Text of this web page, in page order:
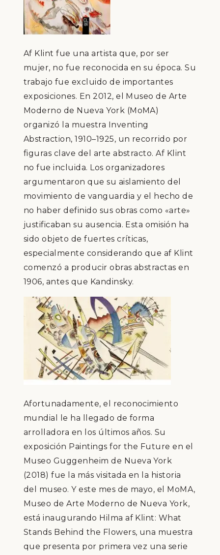
Af Klint fue una artista que, por ser
mujer, no fue reconocida en su época. Su
trabajo fue excluido de importantes
exposiciones. En 2012, el Museo de Arte
Moderno de Nueva York (MoMA)
organizó la muestra Inventing
Abstraction, 1910–1925, un recorrido por
figuras clave del arte abstracto. Af Klint
no fue incluida. Los organizadores
argumentaron que su aislamiento del
movimiento de vanguardia y el hecho de
no haber definido sus obras como «arte»
justificaban su ausencia. Esta omisión ha
sido objeto de fuertes críticas,
especialmente considerando que af Klint
comenzó a producir obras abstractas en
1906, antes que Kandinsky.
Afortunadamente, el reconocimiento
mundial le ha llegado de forma
arrolladora en los últimos años. Su
exposición Paintings for the Future en el
Museo Guggenheim de Nueva York
(2018) fue la más visitada en la historia
del museo. Y este mes de mayo, el MoMA,
Museo de Arte Moderno de Nueva York,
está inaugurando Hilma af Klint: What
Stands Behind the Flowers, una muestra
que presenta por primera vez una serie